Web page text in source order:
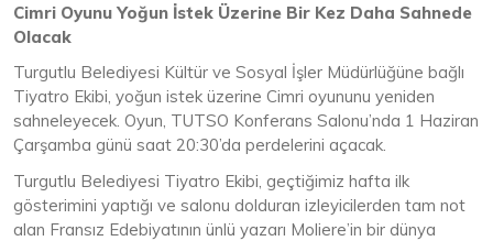
Cimri Oyunu Yoğun İstek Üzerine Bir Kez Daha Sahnede
Olacak
Turgutlu Belediyesi Kültür ve Sosyal İşler Müdürlüğüne bağlı
Tiyatro Ekibi, yoğun istek üzerine Cimri oyununu yeniden
sahneleyecek. Oyun, TUTSO Konferans Salonu’nda 1 Haziran
Çarşamba günü saat 20:30’da perdelerini açacak.
Turgutlu Belediyesi Tiyatro Ekibi, geçtiğimiz hafta ilk
gösterimini yaptığı ve salonu dolduran izleyicilerden tam not
alan Fransız Edebiyatının ünlü yazarı Moliere’in bir dünya